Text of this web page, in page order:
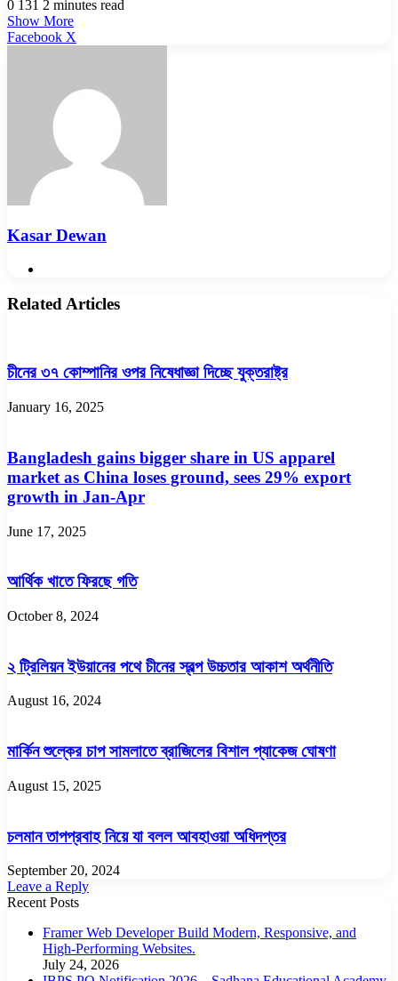
0 131 2 minutes read
Show More
Facebook X
Kasar Dewan
Related Articles
চীনের ৩৭ কোম্পানির ওপর নিষেধাজ্ঞা দিচ্ছে যুক্তরাষ্ট্র
January 16, 2025
Bangladesh gains bigger share in US apparel
market as China loses ground, sees 29% export
growth in Jan-Apr
June 17, 2025
আর্থিক খাতে ফিরছে গতি
October 8, 2024
২ ট্রিলিয়ন ইউয়ানের পথে চীনের স্বল্প উচ্চতার আকাশ অর্থনীতি
August 16, 2024
মার্কিন শুল্কের চাপ সামলাতে ব্রাজিলের বিশাল প্যাকেজ ঘোষণা
August 15, 2025
চলমান তাপপ্রবাহ নিয়ে যা বলল আবহাওয়া অধিদপ্তর
September 20, 2024
Leave a Reply
Recent Posts
Framer Web Developer Build Modern, Responsive, and
High-Performing Websites.
July 24, 2026